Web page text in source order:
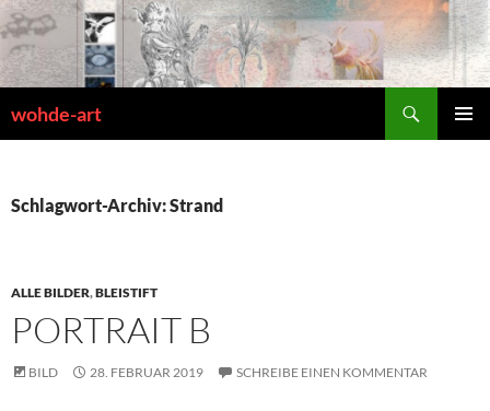
Zum
Inhalt
springen
wohde-art
Schlagwort-Archiv: Strand
ALLE BILDER,BLEISTIFT
PORTRAIT B
BILD 28. FEBRUAR 2019 SCHREIBE EINEN KOMMENTAR